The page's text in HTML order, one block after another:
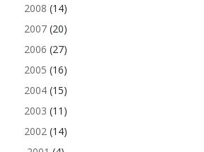
2008 (14)
2007(20)
2006 (27)
2005 (16)
2004(15)
2003 (11)
2002(14)